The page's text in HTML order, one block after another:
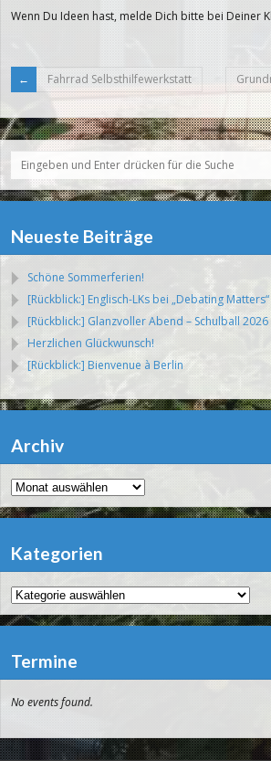
Wenn Du Ideen hast, melde Dich bitte bei Deiner
Fahrrad Selbsthilfewerkstatt
Neueste Beiträge
Schöne Sommerferien!
[Rückblick:] Englisch-LKs bei „Debating Matters“
[Rückblick:] Glanzvoller Abend – Schulball 2026
Herzlichen Glückwunsch!
[Rückblick:] Bienvenue à Berlin
Archiv
Archiv
Kategorien
Kategorien
Termine
No events found.